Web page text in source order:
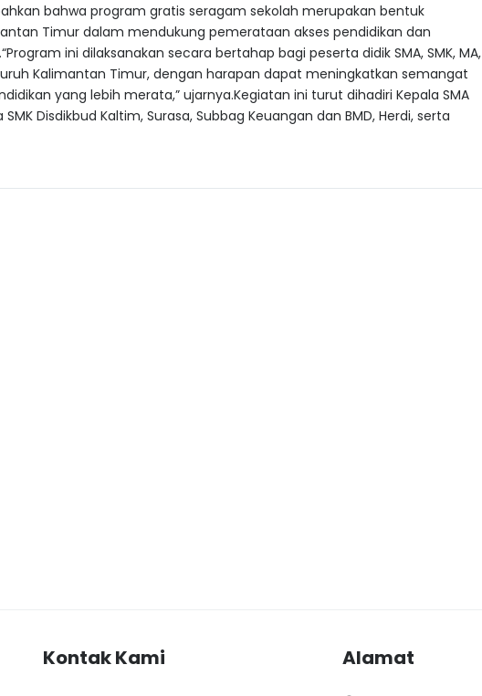
bahwa program gratis seragam sekolah merupakan bentuk
Timur dalam mendukung pemerataan akses pendidikan dan
ini dilaksanakan secara bertahap bagi peserta didik SMA, SMK, MA,
Kalimantan Timur, dengan harapan dapat meningkatkan semangat
yang lebih merata,” ujarnya.Kegiatan ini turut dihadiri Kepala SMA
Disdikbud Kaltim, Surasa, Subbag Keuangan dan BMD, Herdi, serta
Kontak Kami Alamat